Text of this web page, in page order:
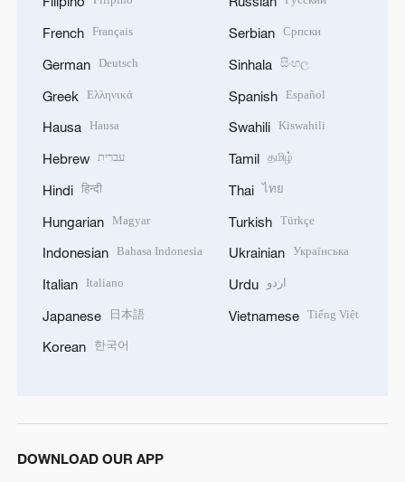
French Français
German Deutsch
Greek Ελληνικά
Hausa Hausa
Hebrew עברית
Hindi हिन्दी
Hungarian Magyar
Indonesian Bahasa Indonesia
Italian Italiano
Japanese 日本語
Korean 한국어
Serbian Српски
Sinhala සිංහල
Spanish Español
Swahili Kiswahili
Tamil தமிழ்
Thai ไทย
Turkish Türkçe
Ukrainian Українська
Urdu اردو
Vietnamese Tiếng Việt
DOWNLOAD OUR APP